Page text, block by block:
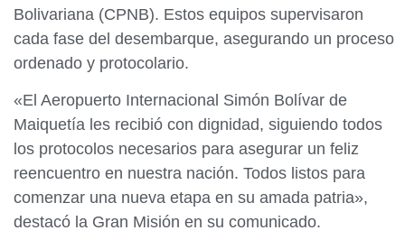
Bolivariana (CPNB). Estos equipos supervisaron
cada fase del desembarque, asegurando un proceso
ordenado y protocolario.
«El Aeropuerto Internacional Simón Bolívar de
Maiquetía les recibió con dignidad, siguiendo todos
los protocolos necesarios para asegurar un feliz
reencuentro en nuestra nación. Todos listos para
comenzar una nueva etapa en su amada patria»,
destacó la Gran Misión en su comunicado.